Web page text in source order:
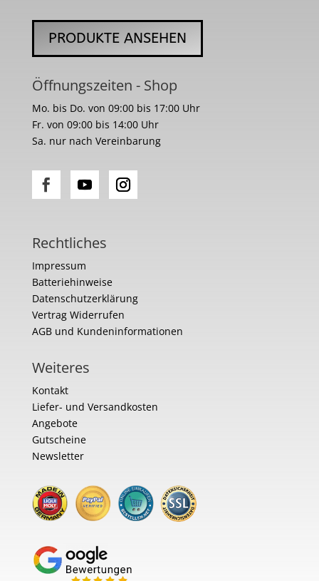
PRODUKTE ANSEHEN
Öffnungszeiten - Shop
Mo. bis Do. von 09:00 bis 17:00 Uhr
Fr. von 09:00 bis 14:00 Uhr
Sa. nur nach Vereinbarung
Rechtliches
Impressum
Batteriehinweise
Datenschutzerklärung
Vertrag Widerrufen
AGB und Kundeninformationen
Weiteres
Kontakt
Liefer- und Versandkosten
Angebote
Gutscheine
Newsletter